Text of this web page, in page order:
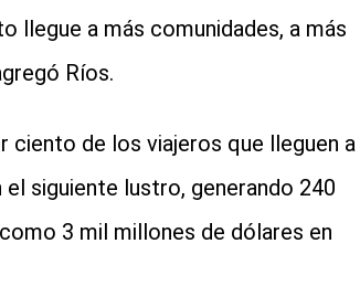
llegue a más comunidades, a más
Ríos.
ciento de los viajeros que lleguen a
siguiente lustro, generando 240
3 mil millones de dólares en